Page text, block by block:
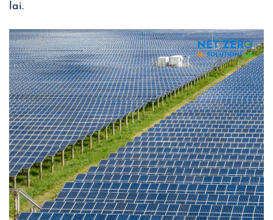
lai.